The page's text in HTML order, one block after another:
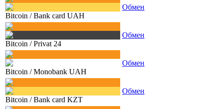
Bitcoin /Bank card UAH
Обмен
Bitcoin /Privat 24
Обмен
Bitcoin /Monobank UAH
Обмен
Bitcoin /Bank card KZT
Обмен